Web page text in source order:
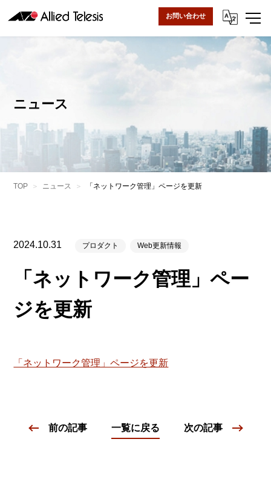
お問い合わせ
ニュース
TOP ニュース 「ネットワーク管理」ページを更新
2024.10.31 プロダクト Web更新情報
「ネットワーク管理」ペー
ジを更新
「ネットワーク管理」ページを更新
前の記事 一覧に戻る 次の記事